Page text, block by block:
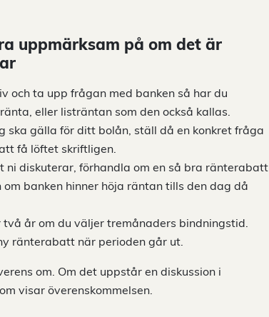
uppmärksam på om det är
och ta upp frågan med banken så har du
eller listräntan som den också kallas.
ska gälla för ditt bolån, ställ då en konkret fråga
få löftet skriftligen.
diskuterar, förhandla om en så bra ränterabatt
banken hinner höja räntan tills den dag då
år om du väljer tremånaders bindningstid.
ränterabatt när perioden går ut.
om. Om det uppstår en diskussion i
visar överenskommelsen.